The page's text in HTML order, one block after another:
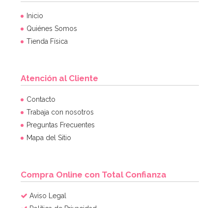
Inicio
Quiénes Somos
Tienda Física
Atención al Cliente
Contacto
Trabaja con nosotros
Preguntas Frecuentes
Mapa del Sitio
Compra Online con Total Confianza
Aviso Legal